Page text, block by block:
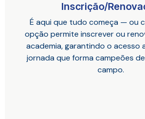
Inscrição/
É aqui que tudo começa — ou
opção permite inscrever ou
academia, garantindo o acesso
jornada que forma campeões
campo.